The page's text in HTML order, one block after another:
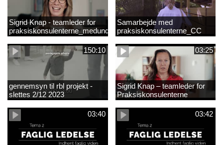
Sigrid Knap - teamleder for
praksiskonsulenterne_medundertekst
Samarbejde med
praksiskonsulenterne_CC
150:10
gennemsyn til rbl projekt -
slettes 2/12 2023
03:25
Sigrid Knap – teamleder for
Praksiskonsulenterne
03:40 03:42